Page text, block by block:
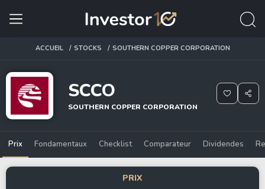
ACCUEIL STOCKS SOUTHERN COPPER CORPORATION
SCCO
SOUTHERN COPPER CORPORATION
Prix Fondamentaux Checklist Comparateur Dividendes
PRIX